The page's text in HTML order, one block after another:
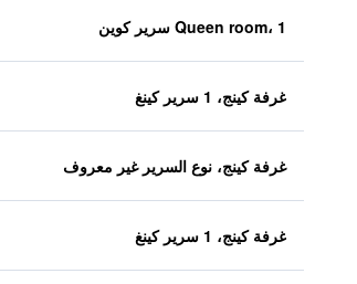
Queen room، 1 سرير كوين
غرفة كينج، 1 سرير كينغ
غرفة كينج، نوع السرير غير معروف
غرفة كينج، 1 سرير كينغ